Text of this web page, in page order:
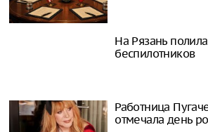
На Рязань
беспилотников
Работница
отмечала день